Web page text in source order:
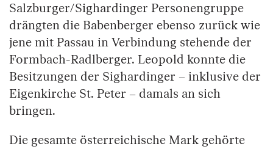
Salzburger/Sighardinger Personengruppe
drängten die Babenberger ebenso zurück wie
jene mit Passau in Verbindung stehende der
Formbach-Radlberger. Leopold konnte die
Besitzungen der Sighardinger – inklusive der
Eigenkirche St. Peter – damals an sich
bringen.
Die gesamte österreichische Mark gehörte